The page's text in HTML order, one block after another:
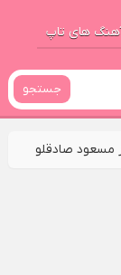
های تاپ
جستجو
مسعود صادقلو